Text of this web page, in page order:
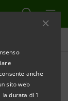
anche
sito web
durata di 1